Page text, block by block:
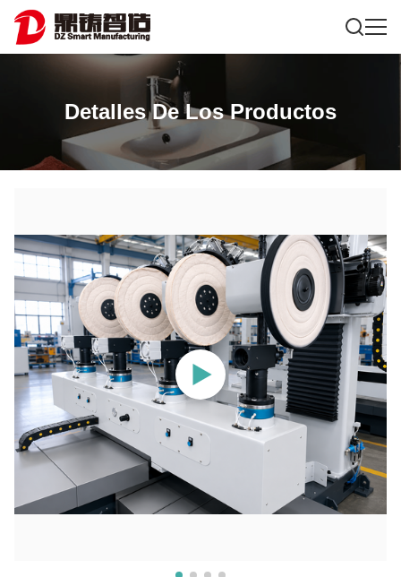
Detalles De Los Productos